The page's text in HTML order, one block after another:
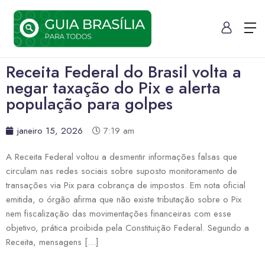
Receita Federal do Brasil volta a
negar taxação do Pix e alerta
população para golpes
janeiro 15, 2026
7:19 am
A Receita Federal voltou a desmentir informações falsas que
circulam nas redes sociais sobre suposto monitoramento de
transações via Pix para cobrança de impostos. Em nota oficial
emitida, o órgão afirma que não existe tributação sobre o Pix
nem fiscalização das movimentações financeiras com esse
objetivo, prática proibida pela Constituição Federal. Segundo a
Receita, mensagens […]